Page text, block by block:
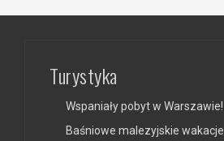
Turystyka
Wspaniały pobyt w Warszawie!
Baśniowe malezyjskie wakacje